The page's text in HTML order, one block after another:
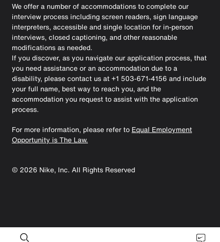
We offer a number of accommodations to complete our
interview process including screen readers, sign language
interpreters, accessible and single location for in-person
interviews, closed captioning, and other reasonable
modifications as needed.
If you discover, as you navigate our application process, that
you need assistance or an accommodation due to a
disability, please contact us at +1 503-671-4156 and include
your full name, best way to reach you, and the
accommodation you request to assist with the application
process.
For more information, please refer to Equal Employment
Opportunity is The Law.
© 2026 Nike, Inc. All Rights Reserved